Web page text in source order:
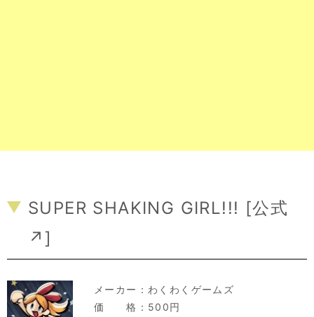
SUPER SHAKING GIRL!!! [公式
↗]
メーカー： わくわくゲームズ
価 格：500円